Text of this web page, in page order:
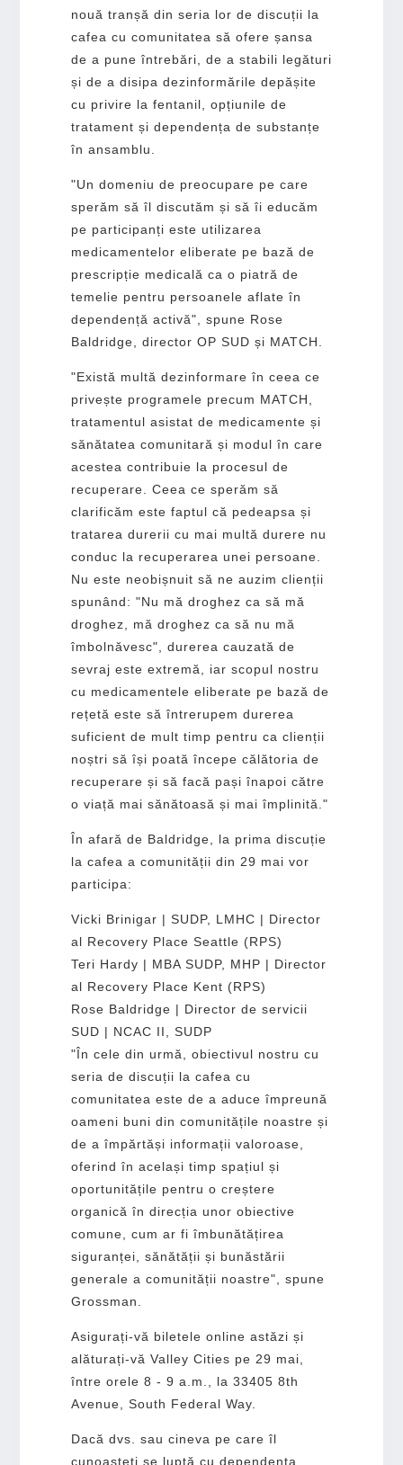
nouă tranșă din seria lor de discuții la
cafea cu comunitatea să ofere șansa
de a pune întrebări, de a stabili legături
și de a disipa dezinformările depășite
cu privire la fentanil, opțiunile de
tratament și dependența de substanțe
în ansamblu.
"Un domeniu de preocupare pe care
sperăm să îl discutăm și să îi educăm
pe participanți este utilizarea
medicamentelor eliberate pe bază de
prescripție medicală ca o piatră de
temelie pentru persoanele aflate în
dependență activă", spune Rose
Baldridge, director OP SUD și MATCH.
"Există multă dezinformare în ceea ce
privește programele precum MATCH,
tratamentul asistat de medicamente și
sănătatea comunitară și modul în care
acestea contribuie la procesul de
recuperare. Ceea ce sperăm să
clarificăm este faptul că pedeapsa și
tratarea durerii cu mai multă durere nu
conduc la recuperarea unei persoane.
Nu este neobișnuit să ne auzim clienții
spunând: "Nu mă droghez ca să mă
droghez, mă droghez ca să nu mă
îmbolnăvesc", durerea cauzată de
sevraj este extremă, iar scopul nostru
cu medicamentele eliberate pe bază de
rețetă este să întrerupem durerea
suficient de mult timp pentru ca clienții
noștri să își poată începe călătoria de
recuperare și să facă pași înapoi către
o viață mai sănătoasă și mai împlinită."
În afară de Baldridge, la prima discuție
la cafea a comunității din 29 mai vor
participa:
Vicki Brinigar | SUDP, LMHC | Director
al Recovery Place Seattle (RPS)
Teri Hardy | MBA SUDP, MHP | Director
al Recovery Place Kent (RPS)
Rose Baldridge | Director de servicii
SUD | NCAC II, SUDP
"În cele din urmă, obiectivul nostru cu
seria de discuții la cafea cu
comunitatea este de a aduce împreună
oameni buni din comunitățile noastre și
de a împărtăși informații valoroase,
oferind în același timp spațiul și
oportunitățile pentru o creștere
organică în direcția unor obiective
comune, cum ar fi îmbunătățirea
siguranței, sănătății și bunăstării
generale a comunității noastre", spune
Grossman.
Asigurați-vă biletele online astăzi și
alăturați-vă Valley Cities pe 29 mai,
între orele 8 - 9 a.m., la 33405 8th
Avenue, South Federal Way.
Dacă dvs. sau cineva pe care îl
cunoașteți se luptă cu dependența,